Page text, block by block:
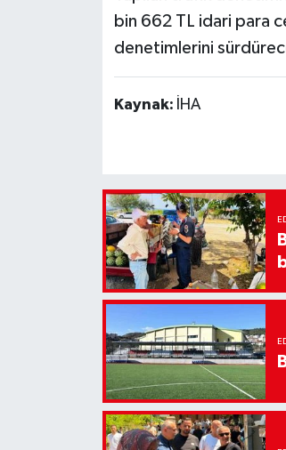
bin 662 TL idari para
denetimlerini
Kaynak: İHA